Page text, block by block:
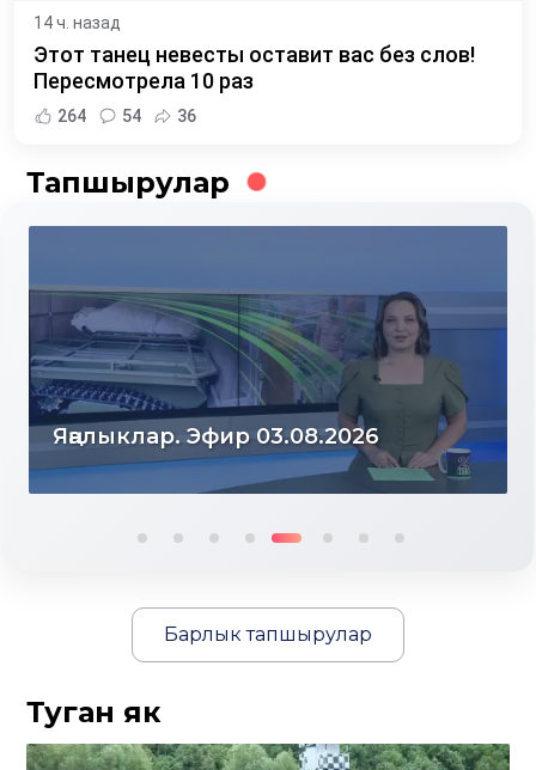
14 ч. назад
Этот танец невесты оставит вас без слов!
Пересмотрела 10 раз
264 54 36
Тапшырулар
Яңалыклар. Эфир 03.08.2026
Барлык тапшырулар
Туган як